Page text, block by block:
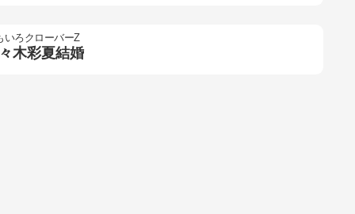
いろクローバーZ
木彩夏結婚